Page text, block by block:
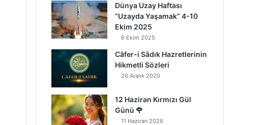
Dünya Uzay Haftası
“Uzayda Yaşamak” 4-10
Ekim 2025
6 Ekim 2025
Câfer-i Sâdık Hazretlerinin
Hikmetli Sözleri
26 Aralık 2020
12 Haziran Kırmızı Gül
Günü 🌹
11 Haziran 2026